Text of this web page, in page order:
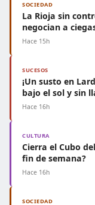
SOCIEDAD
La Rioja sin
negocian a
Hace 15h
SUCESOS
¡Un susto en
bajo el sol y sin
Hace 16h
CULTURA
Cierra el Cubo
fin de semana?
Hace 16h
SOCIEDAD